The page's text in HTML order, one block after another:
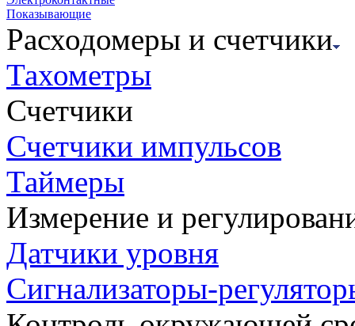
Показывающие
Расходомеры и счетчики
Тахометры
Счетчики
Счетчики импульсов
Таймеры
Измерение и
Датчики уровня
Сигнализаторы-